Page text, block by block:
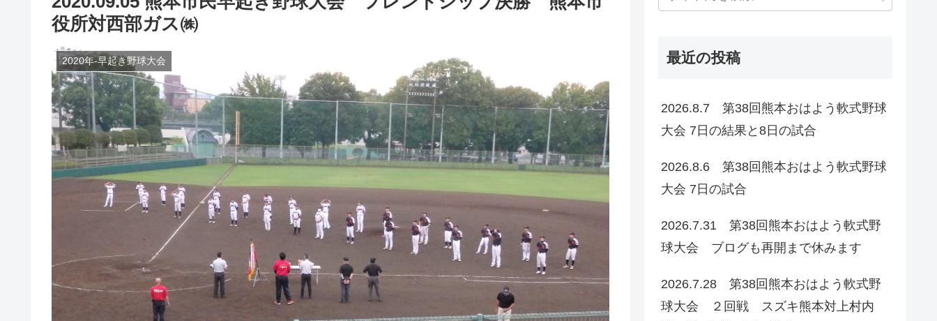
役所対西部ガス㈱
2020年-早起き野球大会 最近の投稿
2026.8.7 第38回熊本おはよう軟式野球
大会 7日の結果と8日の試合
2026.8.6 第38回熊本おはよう軟式野球
大会 7日の試合
2026.7.31 第38回熊本おはよう軟式野
球大会 ブログも再開まで休みます
2026.7.28 第38回熊本おはよう軟式野
球大会 ２回戦 スズキ熊本対上村内